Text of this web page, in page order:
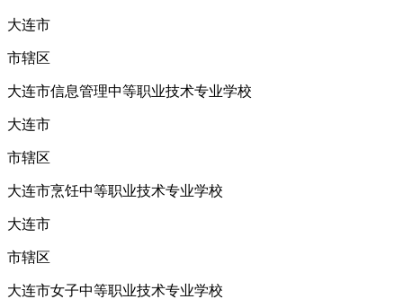
大连市
市辖区
大连市信息管理中等职业技术专业学校
大连市
市辖区
大连市烹饪中等职业技术专业学校
大连市
市辖区
大连市女子中等职业技术专业学校